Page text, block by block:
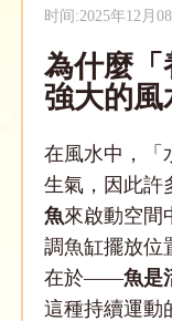
时间:2025年12月
為什麼「
強大的風
在風水中，「
生氣，因此許
魚來啟動空間
調魚缸擺放位
在於——魚是
這種持續運動